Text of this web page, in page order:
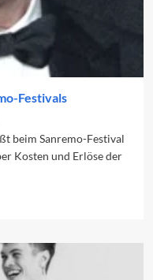
Festivals
beim Sanremo-Festival
Kosten und Erlöse der